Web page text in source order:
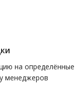
на определённые
менеджеров